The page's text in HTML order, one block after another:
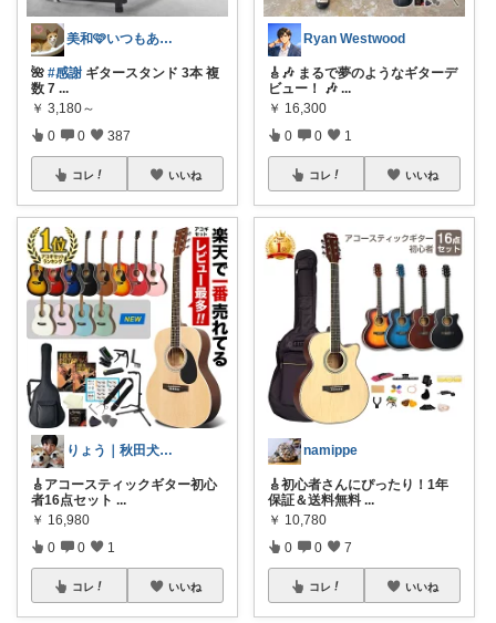
美和🩷いつもありがとう
🌺 #感謝 ギタースタンド 3本 複
数 7 ...
￥ 3,180～
0 0 387
コレ いいね
りょう｜秋田犬二匹との暮らし
🎸アコースティックギター初心
者16点セット ...
￥ 16,980
0 0 1
コレ いいね
Ryan Westwood
🎸🎶 まるで夢のようなギターデ
ビュー！ 🎶 ...
￥ 16,300
0 0 1
コレ いいね
namippe
🎸初心者さんにぴったり！1年
保証＆送料無料 ...
￥ 10,780
0 0 7
コレ いいね